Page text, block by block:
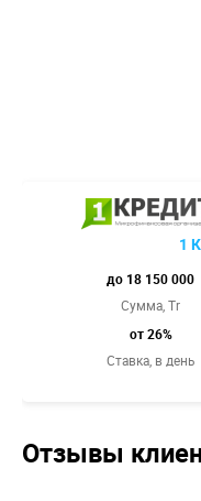
1
до 18 150 000
Сумма, Tr
от 26%
Ставка, в день
Отзывы